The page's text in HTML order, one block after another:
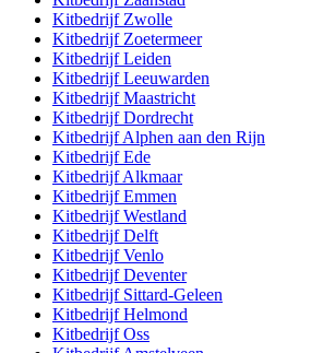
Kitbedrijf Zwolle
Kitbedrijf Zoetermeer
KitbedrijfLeiden
KitbedrijfLeeuwarden
KitbedrijfMaastricht
KitbedrijfDordrecht
KitbedrijfAlphen aan den Rijn
KitbedrijfEde
KitbedrijfAlkmaar
KitbedrijfEmmen
KitbedrijfWestland
KitbedrijfDelft
KitbedrijfVenlo
KitbedrijfDeventer
Kitbedrijf Sittard-Geleen
KitbedrijfHelmond
KitbedrijfOss